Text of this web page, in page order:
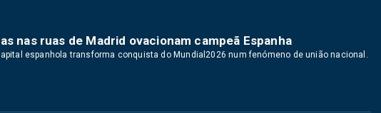
nas ruas de Madrid ovacionam campeã Espanha
espanhola transforma conquista do Mundial2026 num fenómeno de união nacional.